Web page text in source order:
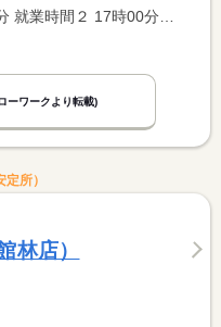
就業時間１ 8時30分〜10時30分 就業時間２ 17時00分〜21時00分 就業時間３ 22時00分〜23時30分 就業時間に関する特記事項 ＊休憩時間は就業時間に応じて法定通り付与します。 <BR> ＊勤務時間、勤務日はご相談ください。 <BR> ＊２２時以降は１８歳以上の方のみとなります。
ーワークより転載)
所）
林店）